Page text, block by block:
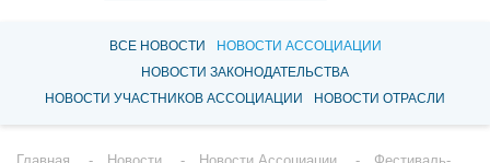
ВСЕ НОВОСТИ
НОВОСТИ АССОЦИАЦИИ
НОВОСТИ ЗАКОНОДАТЕЛЬСТВА
НОВОСТИ УЧАСТНИКОВ АССОЦИАЦИИ
НОВОСТИ ОТРАСЛИ